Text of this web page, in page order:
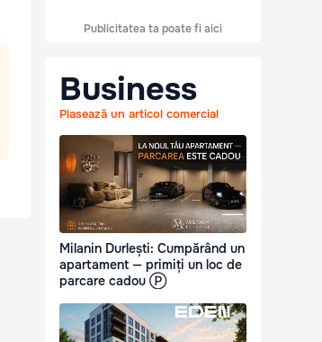
Publicitatea ta poate fi aici
Business
Plasează un articol comercial
Milanin Durlești: Cumpărând un
apartament — primiți un loc de
parcare cadou Ⓟ